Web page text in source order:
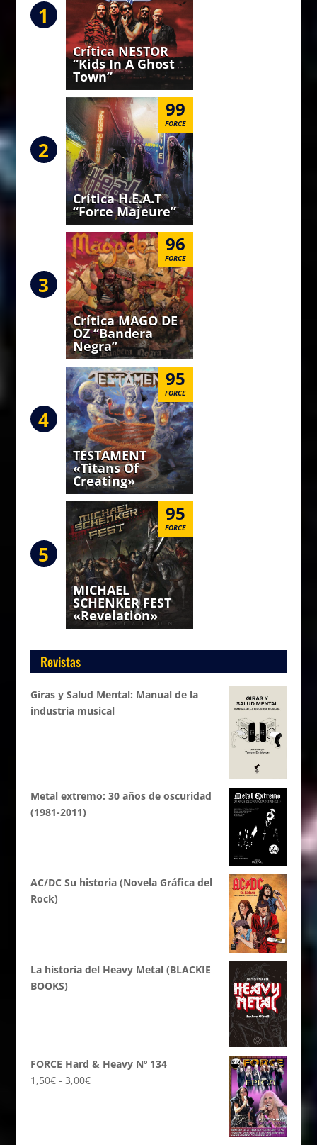
1
Crítica NESTOR
“Kids In A Ghost
Town”
2
99
FORCE
Crítica H.E.A.T
“Force Majeure”
3
96
FORCE
Crítica MAGO DE
OZ “Bandera
Negra”
4
95
FORCE
TESTAMENT
«Titans Of
Creating»
5
95
FORCE
MICHAEL
SCHENKER FEST
«Revelation»
Revistas
Giras y Salud Mental: Manual de la
industria musical
Metal extremo: 30 años de oscuridad
(1981-2011)
AC/DC Su historia (Novela Gráfica del
Rock)
La historia del Heavy Metal (BLACKIE
BOOKS)
FORCE Hard & Heavy Nº 134
1,50€ - 3,00€Rango